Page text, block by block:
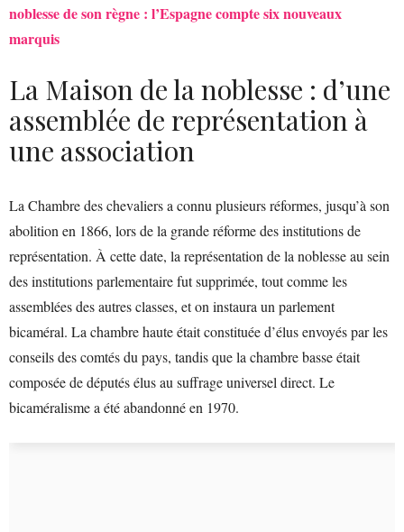
noblesse de son règne : l’Espagne compte six nouveaux
marquis
La Maison de la noblesse : d’une
assemblée de représentation à
une association
La Chambre des chevaliers a connu plusieurs réformes, jusqu’à son
abolition en 1866, lors de la grande réforme des institutions de
représentation. À cette date, la représentation de la noblesse au sein
des institutions parlementaire fut supprimée, tout comme les
assemblées des autres classes, et on instaura un parlement
bicaméral. La chambre haute était constituée d’élus envoyés par les
conseils des comtés du pays, tandis que la chambre basse était
composée de députés élus au suffrage universel direct. Le
bicaméralisme a été abandonné en 1970.